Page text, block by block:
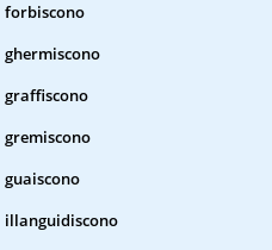
forbiscono
ghermiscono
graffiscono
gremiscono
guaiscono
illanguidiscono